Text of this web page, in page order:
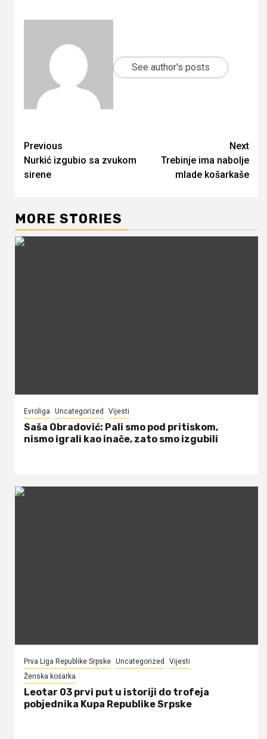
See author's posts
Continue
Reading
Previous
Nurkić izgubio sa zvukom
sirene
Next
Trebinje ima nabolje
mlade košarkaše
MORE STORIES
Evroliga Uncategorized Vijesti
Saša Obradović: Pali smo pod pritiskom,
nismo igrali kao inače, zato smo izgubili
Prva Liga Republike Srpske Uncategorized
Vijesti
Ženska košarka
Leotar 03 prvi put u istoriji do trofeja
pobjednika Kupa Republike Srpske